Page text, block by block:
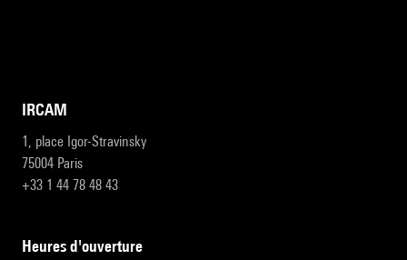
IRCAM
1, place Igor-Stravinsky
75004 Paris
+33 1 44 78 48 43
heures d'ouverture